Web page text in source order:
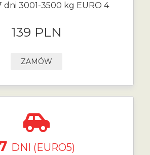
dni 3001-3500 kg EURO 4
139 PLN
ZAMÓW
DNI (EURO5)